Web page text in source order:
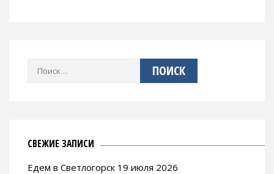
Найти:
СВЕЖИЕ ЗАПИСИ
Едем в Светлогорск 19 июля 2026